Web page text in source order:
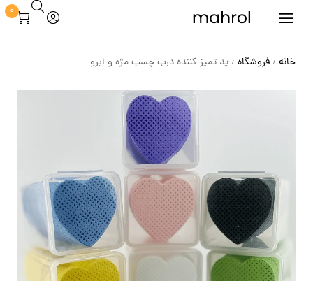
0
خانه / فروشگاه / پد تمیز کننده درب چسب مژه و ابرو